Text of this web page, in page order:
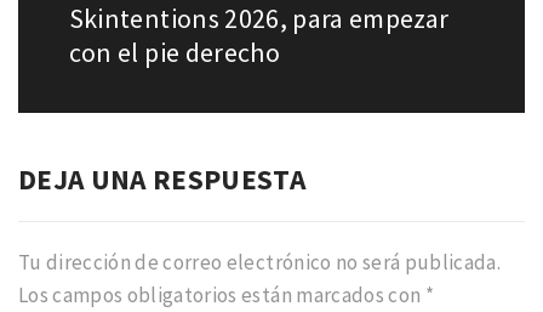
Entrada
siguiente:
Skintentions 2026, para empezar
con el pie derecho
DEJA UNA RESPUESTA
Tu dirección de correo electrónico no será publicada.
Los campos obligatorios están marcados con *